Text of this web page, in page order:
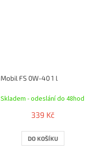
Mobil FS 0W-40 1 l
Skladem - odeslání do 48hod
339 Kč
DO KOŠÍKU